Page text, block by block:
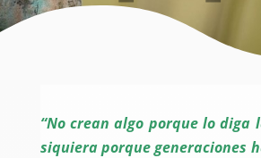
“No crean algo porque lo
siquiera porque generaciones